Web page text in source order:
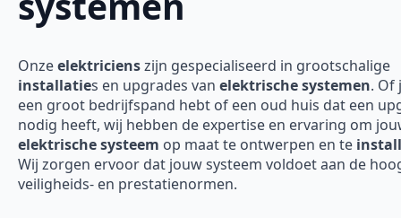
Onzeelektricienszijn gespecialiseerd in grootschalige
installaties en upgrades van elektrische systemen. Of
een groot bedrijfspand hebt of een oud huis dat een
nodig heeft, wij hebben de expertise en ervaring om
elektrische systeem op maat te ontwerpen en te
Wij zorgen ervoor dat jouw systeem voldoet aan de
veiligheids- en prestatienormen.